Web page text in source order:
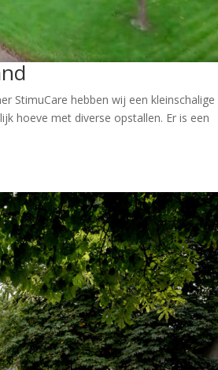
StimuCare hebben wij een kleinschalige
hoeve met diverse opstallen. Er is een